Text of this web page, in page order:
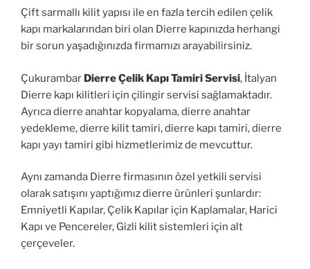
Çift sarmallı kilit yapısı ile en fazla tercih edilen çelik
kapı markalarından biri olan Dierre kapınızda herhangi
bir sorun yaşadığınızda firmamızı arayabilirsiniz.
Çukurambar Dierre Çelik Kapı Tamiri Servisi, İtalyan
Dierre kapı kilitleri için çilingir servisi sağlamaktadır.
Ayrıca dierre anahtar kopyalama, dierre anahtar
yedekleme, dierre kilit tamiri, dierre kapı tamiri, dierre
kapı yayı tamiri gibi hizmetlerimiz de mevcuttur.
Aynı zamanda Dierre firmasının özel yetkili servisi
olarak satışını yaptığımız dierre ürünleri şunlardır:
Emniyetli Kapılar, Çelik Kapılar için Kaplamalar, Harici
Kapı ve Pencereler, Gizli kilit sistemleri için alt
çerçeveler.